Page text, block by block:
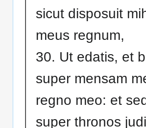
sicut disposuit
meus regnum,
30. Ut edatis, et
super mensam
regno meo: et
super thronos